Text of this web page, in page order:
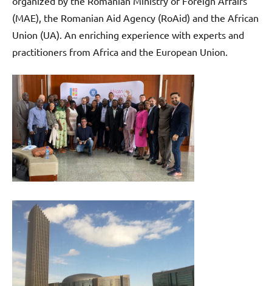
(MAE), the Romanian Aid Agency (RoAid) and the African
Union (UA). An enriching experience with experts and
practitioners from Africa and the European Union.